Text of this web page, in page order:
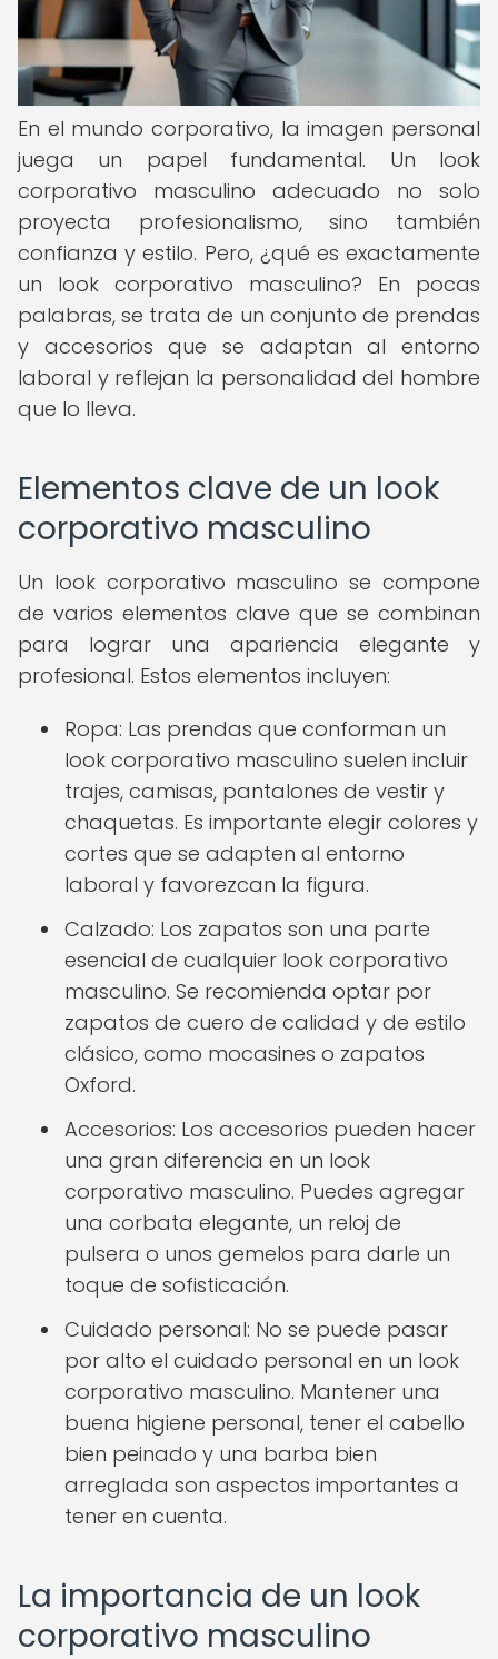
En el mundo corporativo, la imagen personal
juega un papel fundamental. Un look
corporativo masculino adecuado no solo
proyecta profesionalismo, sino también
confianza y estilo. Pero, ¿qué es exactamente
un look corporativo masculino? En pocas
palabras, se trata de un conjunto de prendas
y accesorios que se adaptan al entorno
laboral y reflejan la personalidad del hombre
que lo lleva.
Elementos clave de un look
corporativo masculino
Un look corporativo masculino se compone
de varios elementos clave que se combinan
para lograr una apariencia elegante y
profesional. Estos elementos incluyen:
Ropa: Las prendas que conforman un
look corporativo masculino suelen incluir
trajes, camisas, pantalones de vestir y
chaquetas. Es importante elegir colores y
cortes que se adapten al entorno
laboral y favorezcan la figura.
Calzado: Los zapatos son una parte
esencial de cualquier look corporativo
masculino. Se recomienda optar por
zapatos de cuero de calidad y de estilo
clásico, como mocasines o zapatos
Oxford.
Accesorios: Los accesorios pueden hacer
una gran diferencia en un look
corporativo masculino. Puedes agregar
una corbata elegante, un reloj de
pulsera o unos gemelos para darle un
toque de sofisticación.
Cuidado personal: No se puede pasar
por alto el cuidado personal en un look
corporativo masculino. Mantener una
buena higiene personal, tener el cabello
bien peinado y una barba bien
arreglada son aspectos importantes a
tener en cuenta.
La importancia de un look
corporativo masculino